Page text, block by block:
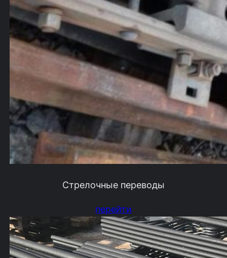
Стрелочные переводы
перейти